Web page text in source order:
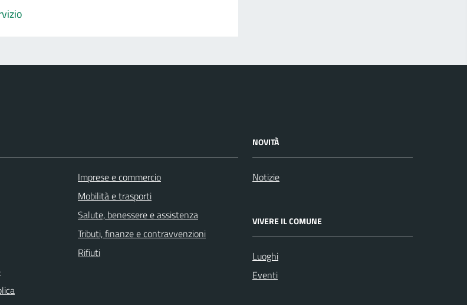
Imprese e commercio
Mobilità e trasporti
Salute, benessere e assistenza
Tributi, finanze e contravvenzioni
Rifiuti
NOVITÀ
Notizie
VIVERE IL COMUNE
Luoghi
Eventi